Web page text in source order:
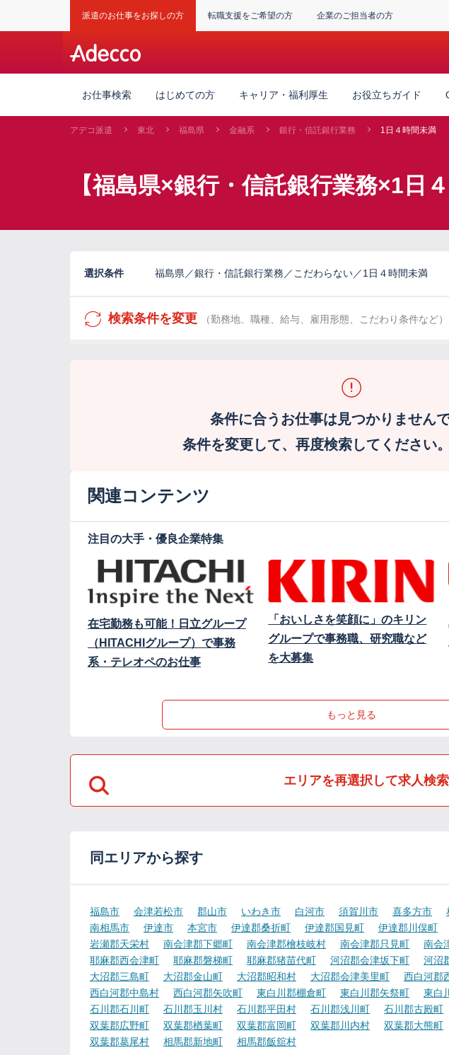
派遣のお仕事をお探しの方 転職支援をご希望の方 企業のご担当者の方
お仕事検索 はじめての方 キャリア・福利厚生 お役立ちガイド
アデコ派遣 東北 福島県 金融系 銀行・信託銀行業務 1日４時間未満
【福島県×銀行・信託銀行業務×1日
選択条件 福島県／銀行・信託銀行業務／こだわらない／1日４時間未満
検索条件を変更 （勤務地、職種、給与、雇用形態、こだわり条件など）
条件に合うお仕事は見つかりませんで
条件を変更して、再度検索してください
関連コンテンツ
注目の大手・優良企業特集
在宅勤務も可能！日立グループ
（HITACHIグループ）で事務
系・テレオペのお仕事
「おいしさを笑顔に」のキリン
グループで事務職、研究職など
を大募集
もっと見る
エリアを再選択して求人検索
同エリアから探す
福島市 会津若松市 郡山市 いわき市 白河市 須賀川市 喜多方市
南相馬市
伊達市 本宮市 伊達郡桑折町 伊達郡国見町 伊達郡川俣町
岩瀬郡天栄村
南会津郡下郷町 南会津郡檜枝岐村 南会津郡只見町 南会
耶麻郡西会津町
耶麻郡磐梯町 耶麻郡猪苗代町 河沼郡会津坂下町 河沼
大沼郡三島町
大沼郡金山町 大沼郡昭和村 大沼郡会津美里町 西白河郡
西白河郡中島村
西白河郡矢吹町 東白川郡棚倉町 東白川郡矢祭町 東白
石川郡石川町
石川郡玉川村 石川郡平田村 石川郡浅川町 石川郡古殿町
双葉郡広野町
双葉郡楢葉町 双葉郡富岡町 双葉郡川内村 双葉郡大熊町
双葉郡葛尾村
相馬郡新地町 相馬郡飯舘村